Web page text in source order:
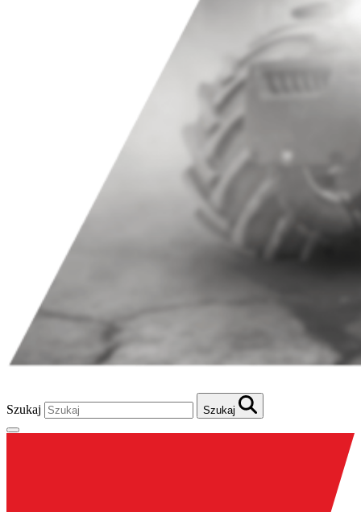
Szukaj Szukaj